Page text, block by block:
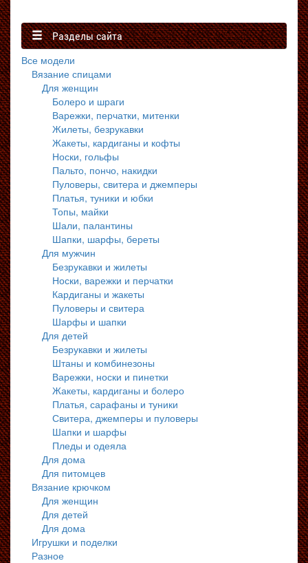
Разделы сайта
Все модели
Вязание спицами
Для женщин
Болеро и шраги
Варежки, перчатки, митенки
Жилеты, безрукавки
Жакеты, кардиганы и кофты
Носки, гольфы
Пальто, пончо, накидки
Пуловеры, свитера и джемперы
Платья, туники и юбки
Топы, майки
Шали, палантины
Шапки, шарфы, береты
Для мужчин
Безрукавки и жилеты
Носки, варежки и перчатки
Кардиганы и жакеты
Пуловеры и свитера
Шарфы и шапки
Для детей
Безрукавки и жилеты
Штаны и комбинезоны
Варежки, носки и пинетки
Жакеты, кардиганы и болеро
Платья, сарафаны и туники
Свитера, джемперы и пуловеры
Шапки и шарфы
Пледы и одеяла
Для дома
Для питомцев
Вязание крючком
Для женщин
Для детей
Для дома
Игрушки и поделки
Разное